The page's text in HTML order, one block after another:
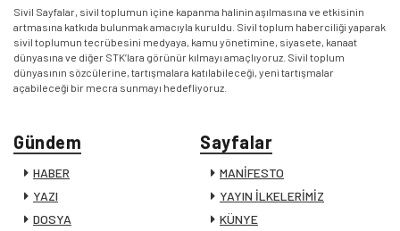
Sivil Sayfalar, sivil toplumun içine kapanma halinin aşılmasına ve etkisinin
artmasına katkıda bulunmak amacıyla kuruldu. Sivil toplum haberciliği yaparak
sivil toplumun tecrübesini medyaya, kamu yönetimine, siyasete, kanaat
dünyasına ve diğer STK’lara görünür kılmayı amaçlıyoruz. Sivil toplum
dünyasının sözcülerine, tartışmalara katılabileceği, yeni tartışmalar
açabileceği bir mecra sunmayı hedefliyoruz.
Gündem
HABER
YAZI
DOSYA
Sayfalar
MANİFESTO
YAYIN İLKELERİMİZ
KÜNYE